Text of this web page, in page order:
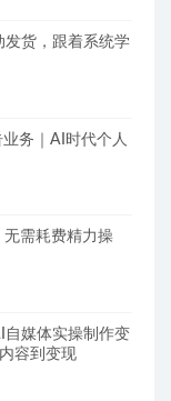
发货，跟着系统学
务｜AI时代个人
需耗费精力操
自媒体实操制作变
容到变现